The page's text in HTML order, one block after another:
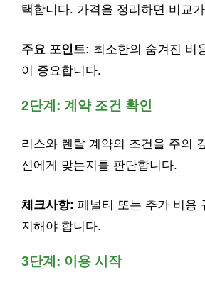
택합니다. 가격을 정리하면 비교
주요 포인트: 최소한의 숨겨진 비
이 중요합니다.
2단계: 계약 조건 확인
리스와 렌탈 계약의 조건을 주의
신에게 맞는지를 판단합니다.
체크사항: 페널티 또는 추가 비용
지해야 합니다.
3단계: 이용 시작